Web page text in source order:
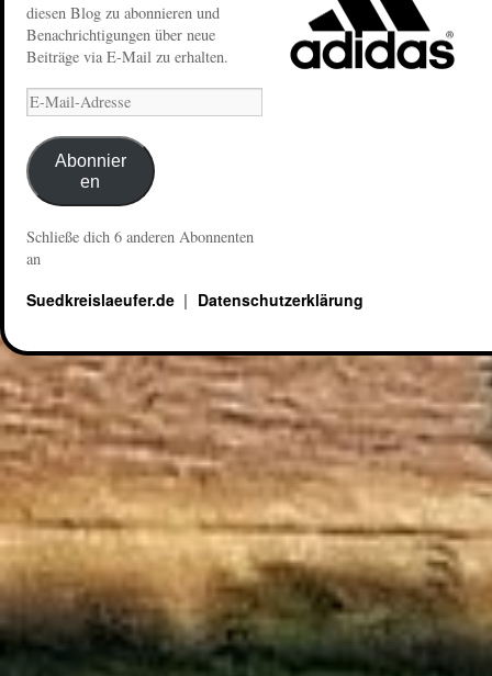
diesen Blog zu abonnieren und
Benachrichtigungen über neue
Beiträge via E-Mail zu erhalten.
Abonnier
en
Schließe dich 6 anderen Abonnenten
an
Suedkreislaeufer.de Datenschutzerklärung